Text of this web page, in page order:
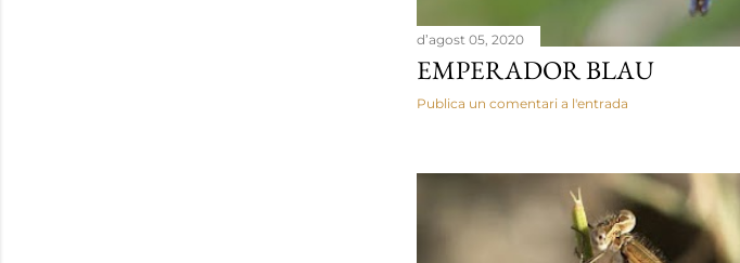
d’agost 05, 2020
EMPERADOR BLAU
Publica un comentari a l'entrada